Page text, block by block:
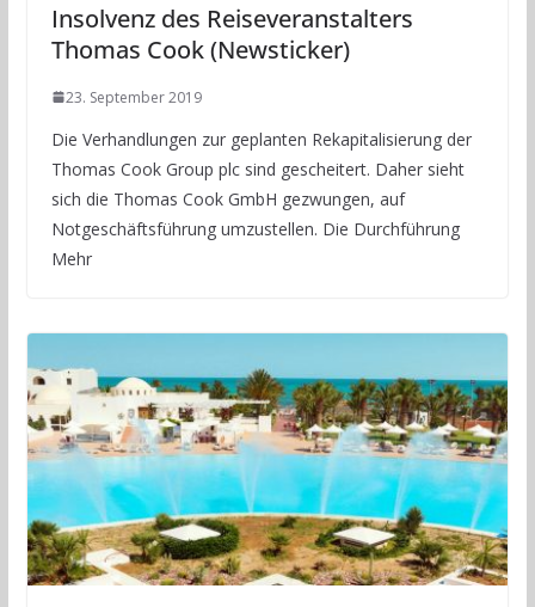
Insolvenz des Reiseveranstalters
Thomas Cook (Newsticker)
23. September 2019
Die Verhandlungen zur geplanten Rekapitalisierung der
Thomas Cook Group plc sind gescheitert. Daher sieht
sich die Thomas Cook GmbH gezwungen, auf
Notgeschäftsführung umzustellen. Die Durchführung
Mehr